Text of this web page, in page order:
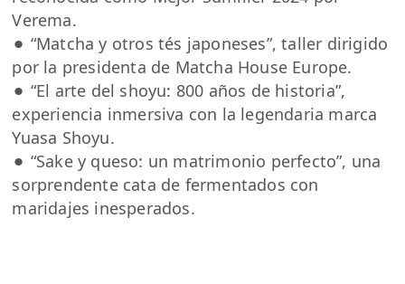
Verema.
⚫︎ “Matcha y otros tés japoneses”, taller dirigido
por la presidenta de Matcha House Europe.
⚫︎ “El arte del shoyu: 800 años de historia”,
experiencia inmersiva con la legendaria marca
Yuasa Shoyu.
⚫︎ “Sake y queso: un matrimonio perfecto”, una
sorprendente cata de fermentados con
maridajes inesperados.